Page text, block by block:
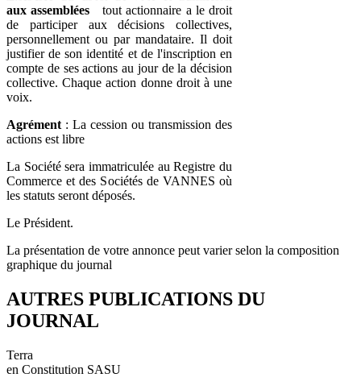
aux assemblées tout actionnaire a le droit
de participer aux décisions collectives,
personnellement ou par mandataire. Il doit
justifier de son identité et de l'inscription en
compte de ses actions au jour de la décision
collective. Chaque action donne droit à une
voix.
Agrément : La cession ou transmission des
actions est libre
La Société sera immatriculée au Registre du
Commerce et des Sociétés de VANNES où
les statuts seront déposés.
Le Président.
La présentation de votre annonce peut varier selon la composition
graphique du journal
AUTRES PUBLICATIONS DU
JOURNAL
Terra
en Constitution SASU